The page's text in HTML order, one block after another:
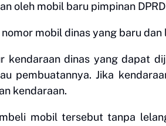
oleh mobil baru pimpinan
mobil dinas yang baru dan
kendaraan dinas yang dapat
pembuatannya. Jika
kendaraan.
mobil tersebut tanpa